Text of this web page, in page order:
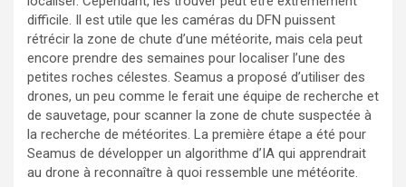
difficile. Il est utile que les caméras du DFN puissent
rétrécir la zone de chute d’une météorite, mais cela peut
encore prendre des semaines pour localiser l’une des
petites roches célestes. Seamus a proposé d’utiliser des
drones, un peu comme le ferait une équipe de recherche et
de sauvetage, pour scanner la zone de chute suspectée à
la recherche de météorites. La première étape a été pour
Seamus de développer un algorithme d’IA qui apprendrait
au drone à reconnaître à quoi ressemble une météorite.